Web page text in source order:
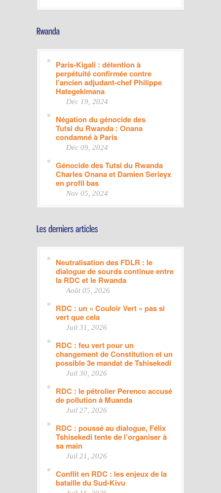
Paris-Kigali : détention à
perpétuité confirmée contre
l’ancien adjudant-chef Philippe
Hategekimana
Déc 19, 2024
Négation du génocide des
Tutsi du Rwanda : Onana
condamné à Paris
Déc 09, 2024
Génocide des Tutsi du Rwanda
Charles Onana et Damien Serieyx
en profil bas
Nov 05, 2024
Neutralisation des FDLR : le
dialogue de sourds continue entre
la RDC et le Rwanda
Août 05, 2026
RDC : un « Couloir Vert » pas si
vert que cela
Juil 31, 2026
RDC : feu vert pour un
changement de Constitution et un
possible 3e mandat de Tshisekedi
Juil 30, 2026
RDC : le pétrolier Perenco accusé
de pollution à Muanda
Juil 27, 2026
RDC : poussé au dialogue, Félix
Tshisekedi tente de l’organiser à
sa main
Juil 21, 2026
Conflit en RDC : les enjeux de la
bataille du Sud-Kivu